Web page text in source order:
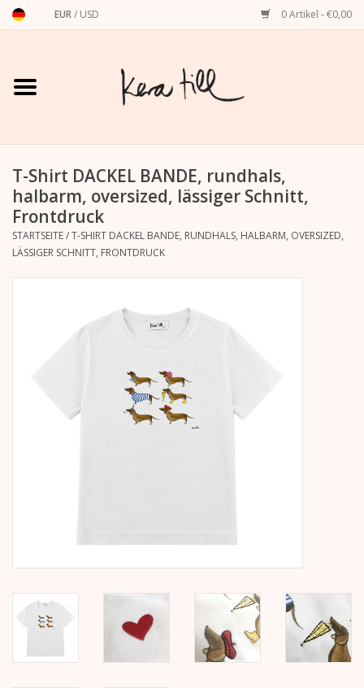
EUR/ USD 0 Artikel - €0,00
Startseite
Art Prints
Stationery
Grußkarten
Kera Till X THERESIENTHAL
T-Shirt DACKEL BANDE, rundhals,
halbarm, oversized, lässiger Schnitt,
Frontdruck
STARTSEITE/T-SHIRT DACKEL BANDE, RUNDHALS, HALBARM, OVERSIZED,
LÄSSIGER SCHNITT, FRONTDRUCK